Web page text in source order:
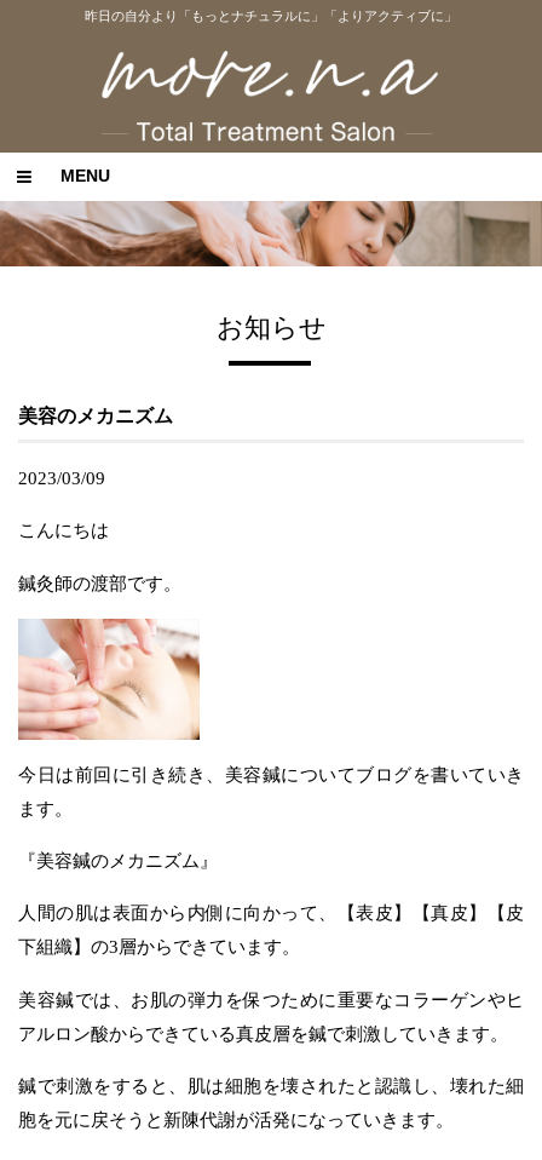
昨日の自分より「もっとナチュラルに」「よりアクティブに」
MENU
お知らせ
美容のメカニズム
2023/03/09
こんにちは
鍼灸師の渡部です。
今日は前回に引き続き、美容鍼についてブログを書いていき
ます。
『美容鍼のメカニズム』
人間の肌は表面から内側に向かって、【表皮】【真皮】【皮
下組織】の3層からできています。
美容鍼では、お肌の弾力を保つために重要なコラーゲンやヒ
アルロン酸からできている真皮層を鍼で刺激していきます。
鍼で刺激をすると、肌は細胞を壊されたと認識し、壊れた細
胞を元に戻そうと新陳代謝が活発になっていきます。